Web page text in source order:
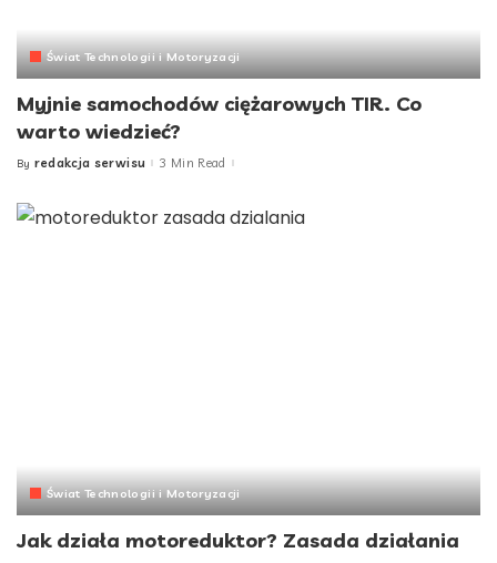
Świat Technologii i Motoryzacji
Myjnie samochodów ciężarowych TIR. Co
warto wiedzieć?
Posted
By redakcja serwisu 3 Min Read
Świat Technologii i Motoryzacji
Jak działa motoreduktor? Zasada działania